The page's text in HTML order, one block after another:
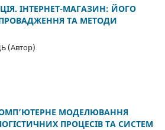
ІНТЕРНЕТ-МАГАЗИН: ЙОГО
ТА МЕТОДИ
(Автор)
МОДЕЛЮВАННЯ
ПРОЦЕСІВ ТА СИСТЕМ